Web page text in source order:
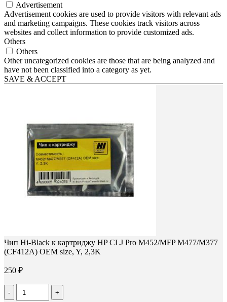
Advertisement
Advertisement cookies are used to provide visitors with relevant ads
and marketing campaigns. These cookies track visitors across
websites and collect information to provide customized ads.
Others
Others
Other uncategorized cookies are those that are being analyzed and
have not been classified into a category as yet.
SAVE & ACCEPT
Чип Hi-Black к картриджу HP CLJ Pro M452/MFP M477/M377
(CF412A) OEM size, Y, 2,3K
250 ₽
Количество
Чип